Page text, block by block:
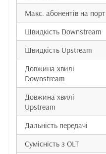
Макс. абонентів на порт
Швидкість Downstream
Швидкість Upstream
Довжина хвилі
Downstream
Довжина хвилі
Upstream
Дальність передачі
Сумісність з OLT